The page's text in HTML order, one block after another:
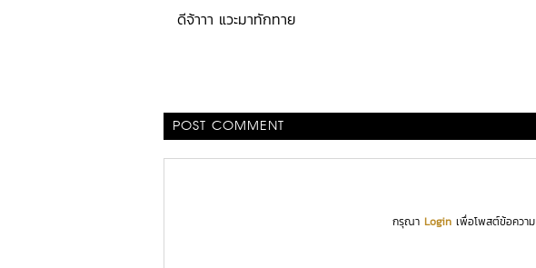
ดีจ้าาา แวะมาทักทาย
POST COMMENT
กรุณา Loginเพื่อโพสต์ข้อความ